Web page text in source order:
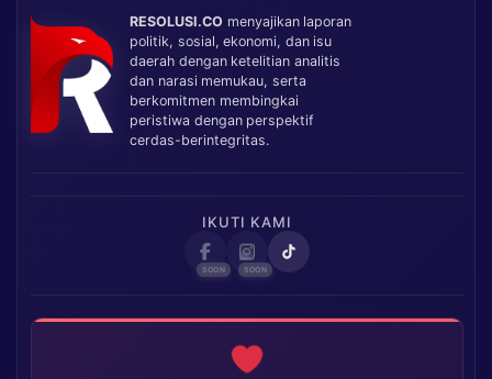
RESOLUSI.CO menyajikan laporan
politik, sosial, ekonomi, dan isu
daerah dengan ketelitian analitis
dan narasi memukau, serta
berkomitmen membingkai
peristiwa dengan perspektif
cerdas-berintegritas.
IKUTI KAMI